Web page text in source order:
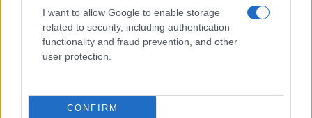
I want to allow Google to enable storage
related to security, including authentication
functionality and fraud prevention, and other
user protection.
CONFIRM
sono furioso con gli studenti in